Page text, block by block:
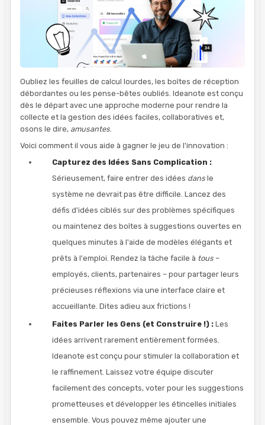
Oubliez les feuilles de calcul lourdes, les boîtes de réception
débordantes ou les pense-bêtes oubliés. Ideanote est conçu
dès le départ avec une approche moderne pour rendre la
collecte et la gestion des idées faciles, collaboratives et,
osons le dire, amusantes.
Voici comment il vous aide à gagner le jeu de l'innovation :
Capturez des Idées Sans Complication :
Sérieusement, faire entrer des idées dans le
système ne devrait pas être difficile. Lancez des
défis d'idées ciblés sur des problèmes spécifiques
ou maintenez des boîtes à suggestions ouvertes en
quelques minutes à l'aide de modèles élégants et
prêts à l'emploi. Rendez la tâche facile à tous –
employés, clients, partenaires – pour partager leurs
précieuses réflexions via une interface claire et
accueillante. Dites adieu aux frictions !
Faites Parler les Gens (et Construire !) : Les
idées arrivent rarement entièrement formées.
Ideanote est conçu pour stimuler la collaboration et
le raffinement. Laissez votre équipe discuter
facilement des concepts, voter pour les suggestions
prometteuses et développer les étincelles initiales
ensemble. Vous pouvez même ajouter une